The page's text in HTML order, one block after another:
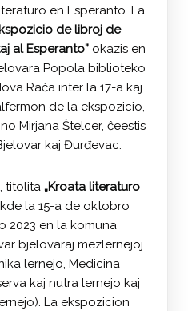
en Esperanto. La
de libroj de
al Esperanto” okazis en
Popola biblioteko
Rača inter la 17-a kaj
de la ekspozicio,
Mirjana Štelcer, ĉeestis
kaj Đurđevac.
titolita „Kroata literaturo
la 15-a de oktobro
2023 en la komuna
bjelovaraj mezlernejoj
lernejo, Medicina
kaj nutra lernejo kaj
La ekspozicion